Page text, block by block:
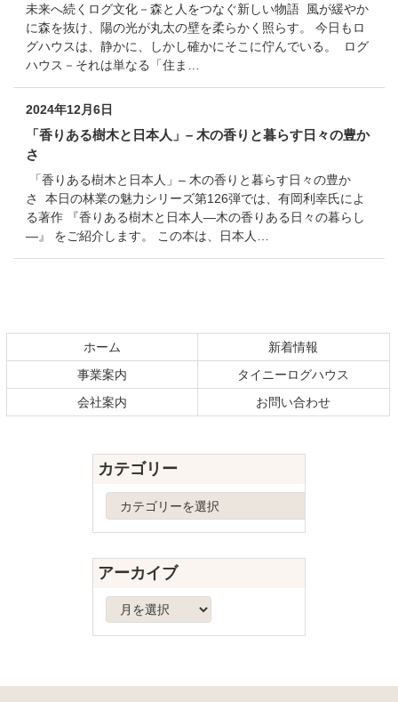
未来へ続くログ文化－森と人をつなぐ新しい物語 風が緩やか
に森を抜け、陽の光が丸太の壁を柔らかく照らす。 今日もロ
グハウスは、静かに、しかし確かにそこに佇んでいる。 ログ
ハウス－それは単なる「住ま…
2024年12月6日
「香りある樹木と日本人」– 木の香りと暮らす日々の豊か
さ
「香りある樹木と日本人」– 木の香りと暮らす日々の豊か
さ 本日の林業の魅力シリーズ第126弾では、有岡利幸氏によ
る著作 『香りある樹木と日本人―木の香りある日々の暮らし
―』 をご紹介します。 この本は、日本人…
ン
文
の
へ
ホーム
新着情報
事業案内
タイニーログハウス
会社案内
お問い合わせ
カテゴリー
ゴ
リ
ー
アーカイブ
ー